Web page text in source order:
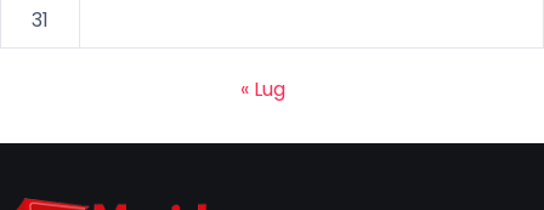
31
« Lug